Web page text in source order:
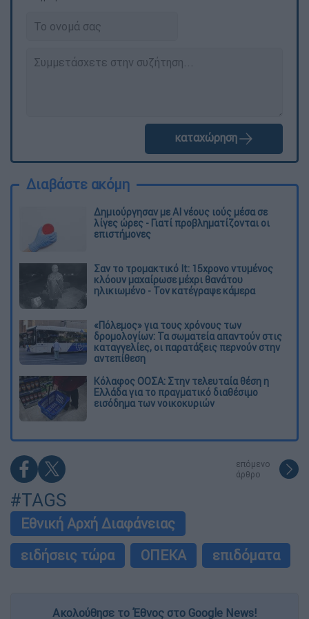
καταχώρηση
Διαβάστε ακόμη
Δημιούργησαν με AI νέους ιούς μέσα σε
λίγες ώρες - Γιατί προβληματίζονται οι
επιστήμονες
Σαν το τρομακτικό It: 15χρονο ντυμένος
κλόουν μαχαίρωσε μέχρι θανάτου
ηλικιωμένο - Τον κατέγραψε κάμερα
«Πόλεμος» για τους χρόνους των
δρομολογίων: Τα σωματεία απαντούν στις
καταγγελίες, οι παρατάξεις περνούν στην
αντεπίθεση
Κόλαφος ΟΟΣΑ: Στην τελευταία θέση η
Ελλάδα για το πραγματικό διαθέσιμο
εισόδημα των νοικοκυριών
επόμενο
άρθρο
#TAGS
Εθνική Αρχή Διαφάνειας
ειδήσεις τώρα
ΟΠΕΚΑ επιδόματα
Ακολούθησε το Έθνος στο Google News!